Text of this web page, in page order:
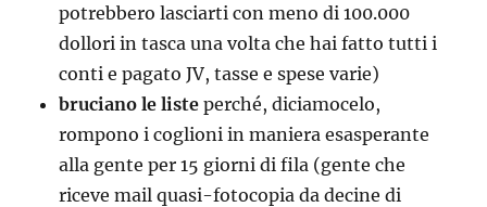
potrebbero lasciarti con meno di 100.000
dollori in tasca una volta che hai fatto tutti i
conti e pagato JV, tasse e spese varie)
bruciano le liste perché, diciamocelo,
rompono i coglioni in maniera esasperante
alla gente per 15 giorni di fila (gente che
riceve mail quasi-fotocopia da decine di